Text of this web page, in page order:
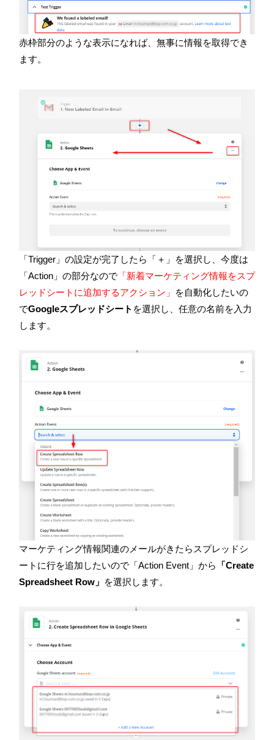
赤枠部分のような表示になれば、無事に情報を取得でき
ます。
「Trigger 」の設定が完了したら「＋」を選択し、今度は
「Action 」の部分なので 「新着マーケティング情報をスプ
レッドシートに追加するアクション」
を自動化したいの
でGoogleスプレッドシート を選択し、任意の名前を入力
します。
マーケティング情報関連のメールがきたらスプレッドシ
ートに行を追加したいので「Action Event 」から
「Create
Spreadsheet Row」 を選択します。